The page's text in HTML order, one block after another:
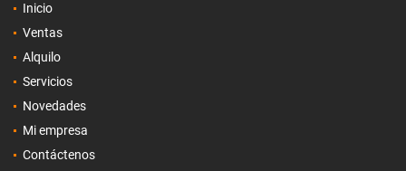
Inicio
Ventas
Alquilo
Servicios
Novedades
Mi empresa
Contáctenos